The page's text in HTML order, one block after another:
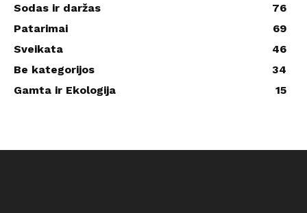
Sodas ir daržas
76
Patarimai
69
Sveikata
46
Be kategorijos
34
Gamta ir Ekologija
15